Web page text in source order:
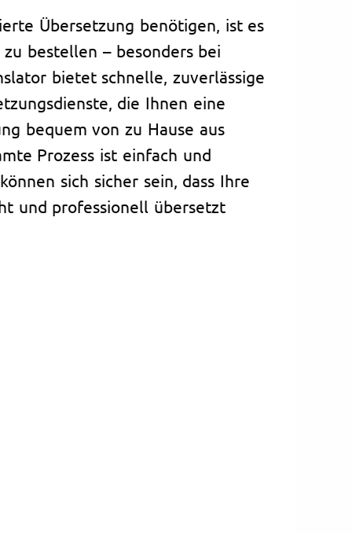
Übersetzung benötigen, ist es
bestellen – besonders bei
bietet schnelle, zuverlässige
die Ihnen eine
bequem von zu Hause aus
Prozess ist einfach und
sich sicher sein, dass Ihre
und professionell übersetzt